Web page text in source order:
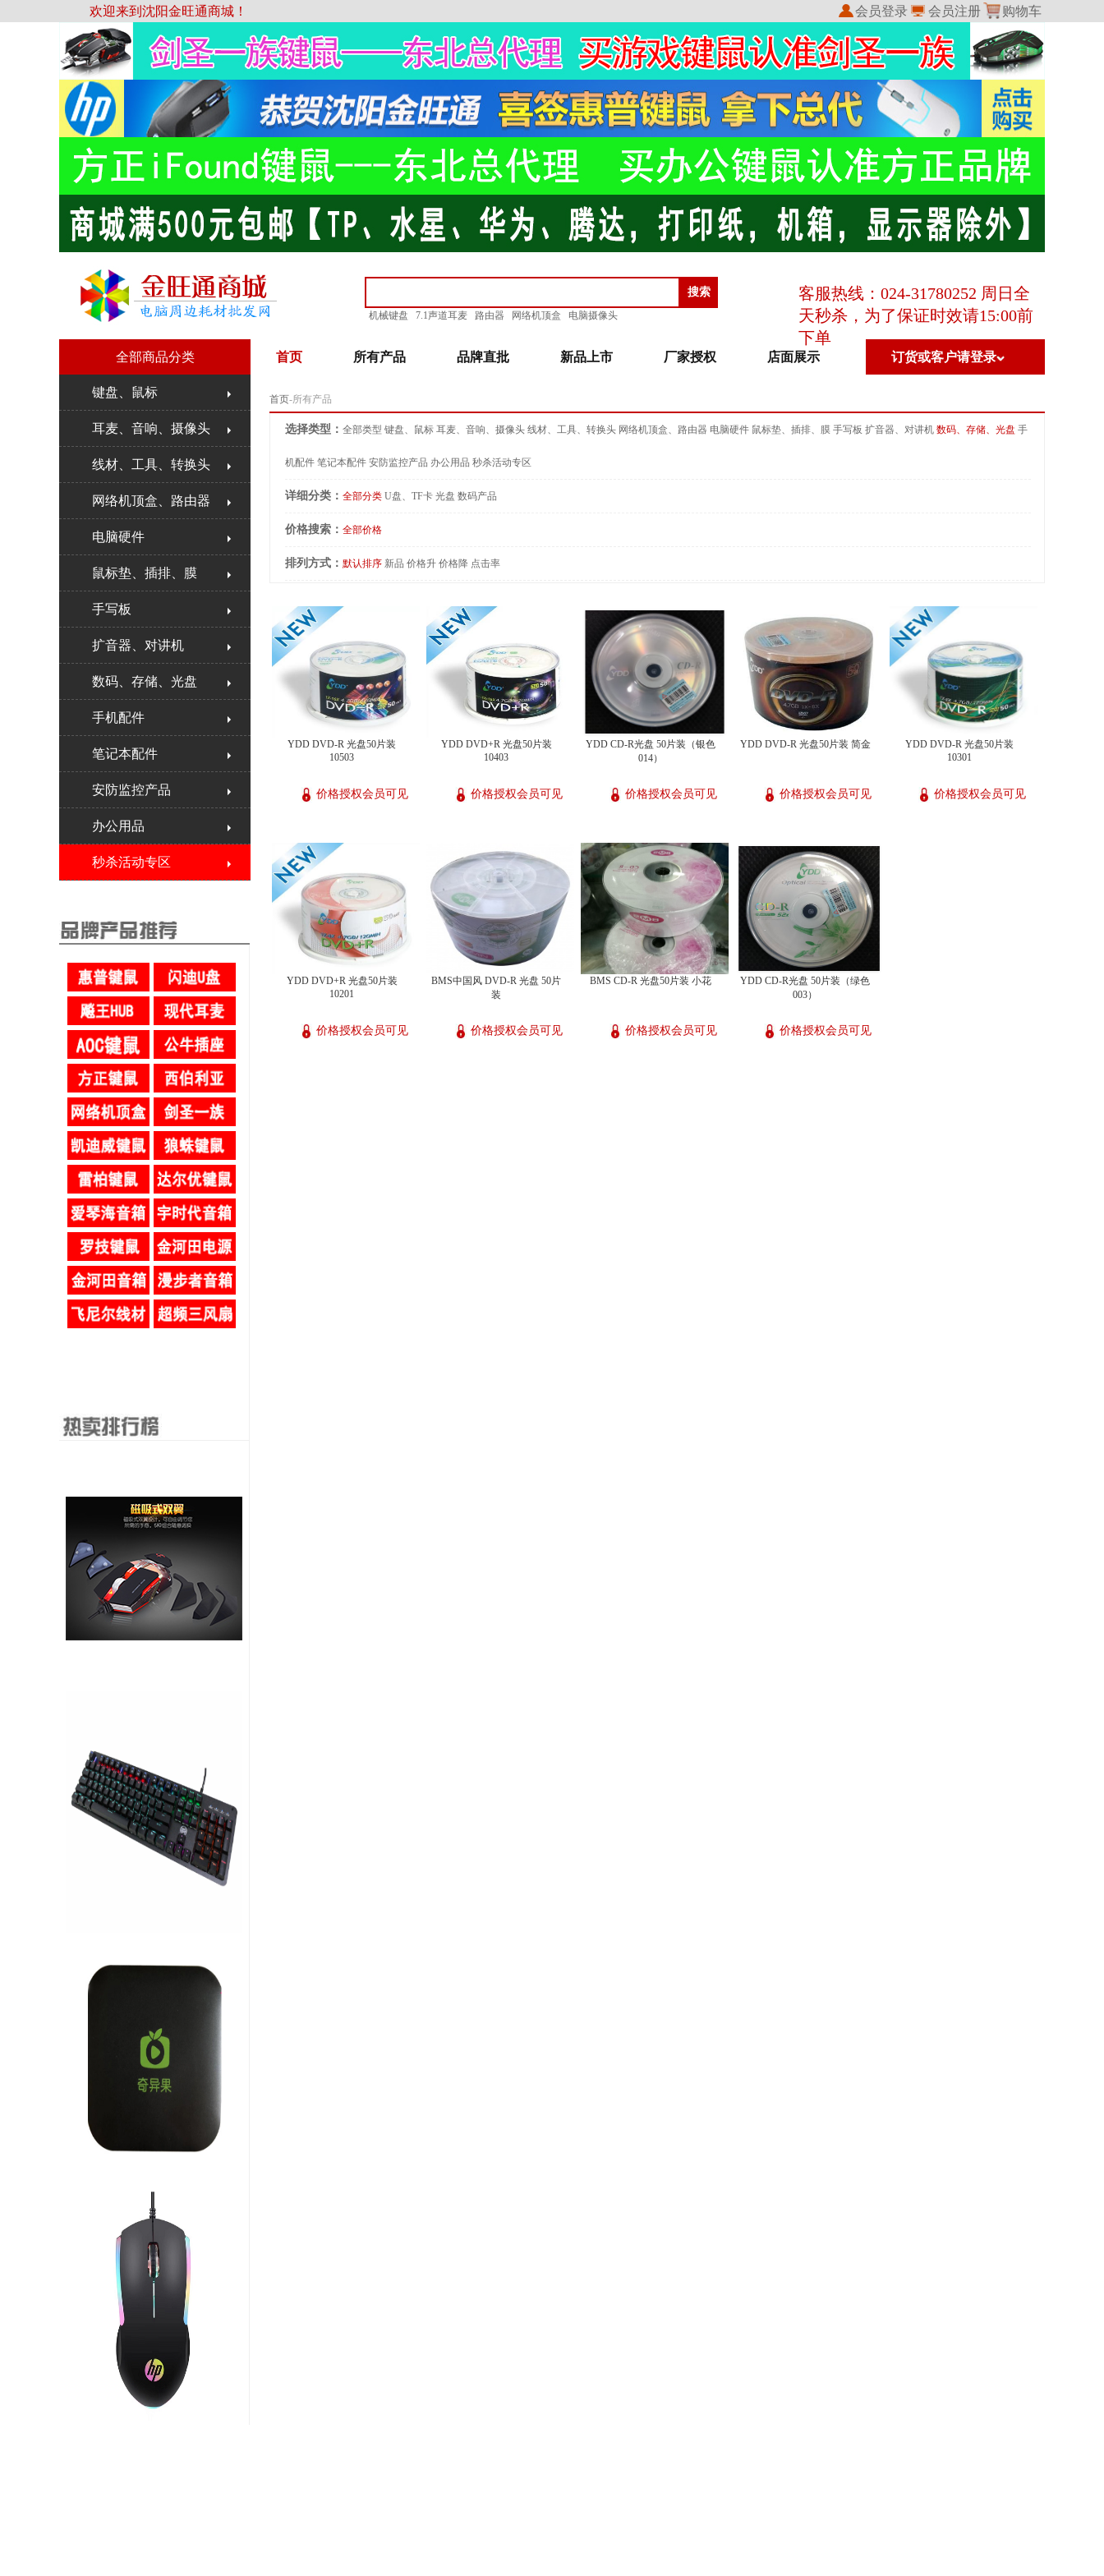
欢迎来到沈阳金旺通商城！ 会员登录 会员注册
购物车
我的收藏
我的订单
机械键盘 7.1声道耳麦 路由器 网络机顶盒 电脑摄像头
客服热线：024-31780252 周日全
天秒杀，为了保证时效请15:00前
下单
首页 所有产品 品牌直批 新品上市 厂家授权 店面展示 订货或客户请登录
全部商品分类
键盘、鼠标
耳麦、音响、摄像头
线材、工具、转换头
网络机顶盒、路由器
电脑硬件
鼠标垫、插排、膜
手写板
扩音器、对讲机
数码、存储、光盘
手机配件
笔记本配件
安防监控产品
办公用品
秒杀活动专区
首页-所有产品
选择类型： 全部类型 键盘、鼠标 耳麦、音响、摄像头 线材、工具、转换头 网络机顶盒、路由器 电脑硬件 鼠标垫、插排、膜 手写板 扩音器、对讲机 数码、存储、光盘 手
机配件 笔记本配件 安防监控产品 办公用品 秒杀活动专区
详细分类： 全部分类 U盘、TF卡 光盘 数码产品
价格搜索： 全部价格
排列方式： 默认排序 新品 价格升 价格降 点击率
YDD DVD-R 光盘50片装
10503
价格授权会员可见
YDD DVD+R 光盘50片装
10403
价格授权会员可见
YDD CD-R光盘 50片装（银色
014）
价格授权会员可见
YDD DVD-R 光盘50片装 简金
价格授权会员可见
YDD DVD-R 光盘50片装
10301
价格授权会员可见
YDD DVD+R 光盘50片装
10201
价格授权会员可见
BMS中国风 DVD-R 光盘 50片
装
价格授权会员可见
BMS CD-R 光盘50片装 小花
价格授权会员可见
YDD CD-R光盘 50片装（绿色
003）
价格授权会员可见